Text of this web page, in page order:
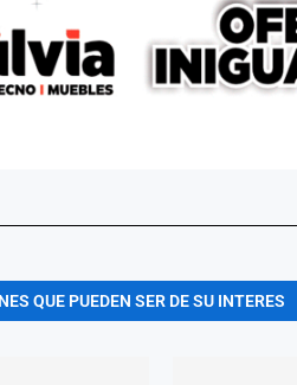
QUE PUEDEN SER DE SU INTERES